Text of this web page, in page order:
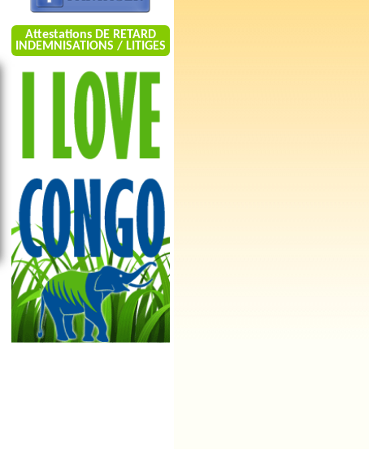
Attestations DE RETARD
INDEMNISATIONS / LITIGES